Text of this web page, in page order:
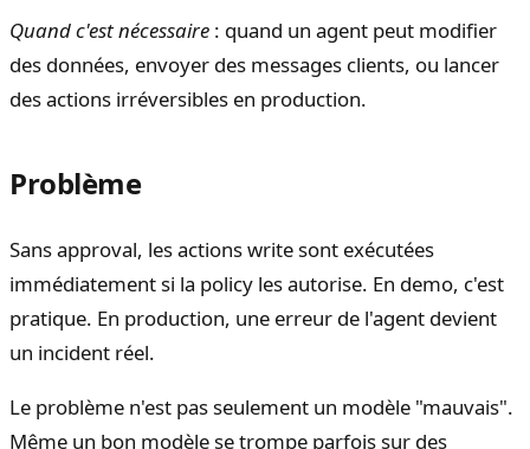
Quand c'est nécessaire : quand un agent peut modifier
des données, envoyer des messages clients, ou lancer
des actions irréversibles en production.
Problème
Sans approval, les actions write sont exécutées
immédiatement si la policy les autorise. En demo, c'est
pratique. En production, une erreur de l'agent devient
un incident réel.
Le problème n'est pas seulement un modèle "mauvais".
Même un bon modèle se trompe parfois sur des